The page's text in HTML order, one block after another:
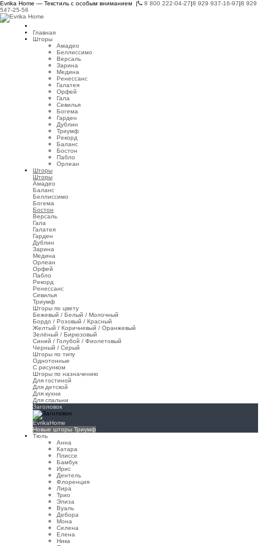
Evrika Home — Текстиль с особым вниманием | 8 800 222-04-27|8 929 937-16-97|8 929
547-25-56
Главная
Шторы
Амадео
Беллиссимо
Версаль
Зарина
Медина
Ренессанс
Галатея
Орфей
Гала
Севилья
Богема
Гарден
Дублин
Триумф
Рекорд
Баланс
Бостон
Пабло
Орлеан
Шторы
Шторы
Амадео
Баланс
Беллиссимо
Богема
Бостон
Версаль
Гала
Галатея
Гарден
Дублин
Зарина
Медина
Орлеан
Орфей
Пабло
Рекорд
Ренессанс
Севилья
Триумф
Шторы по цвету
Бежевый / Белый / Молочный
Бордо / Розовый / Красный
Желтый / Коричневый / Оранжевый
Зелёный / Бирюзовый
Синий / Голубой / Фиолетовый
Черный / Серый
Шторы по типу
Однотонные
С рисунком
Шторы по назначению
Для гостиной
Для детской
Для кухни
Для спальни
Заголовок
EvrikaHome
Новые шторы Триумф
Тюль
Анна
Катара
Плиссе
Бамбук
Ирис
Дентель
Флоренция
Лира
Трио
Элиза
Вуаль
Дебора
Мона
Селена
Елена
Ника